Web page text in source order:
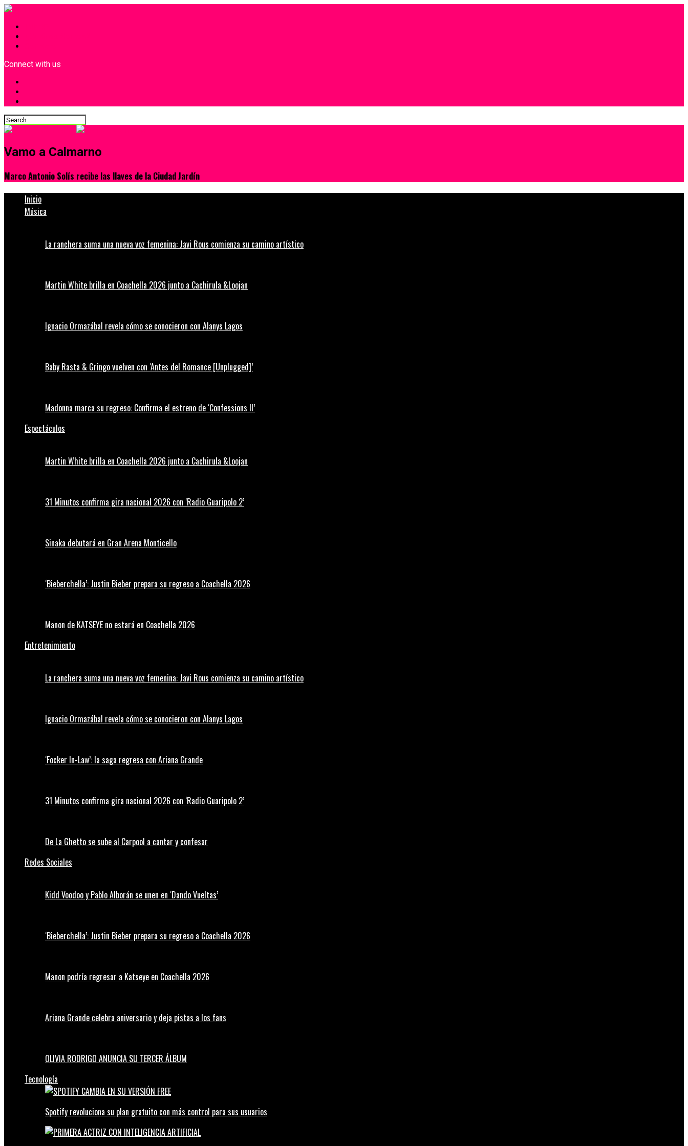
Connect with us
Vamo a Calmarno
Marco Antonio Solís recibe las llaves de la Ciudad Jardín
Inicio
Música
La ranchera suma una nueva voz femenina: Javi Rous comienza su camino artístico
Martin White brilla en Coachella 2026 junto a Cachirula &Loojan
Ignacio Ormazábal revela cómo se conocieron con Alanys Lagos
Baby Rasta & Gringo vuelven con ‘Antes del Romance [Unplugged]’
Madonna marca su regreso: Confirma el estreno de ‘Confessions II’
Espectáculos
Martin White brilla en Coachella 2026 junto a Cachirula &Loojan
31 Minutos confirma gira nacional 2026 con ‘Radio Guaripolo 2’
Sinaka debutará en Gran Arena Monticello
‘Bieberchella’: Justin Bieber prepara su regreso a Coachella 2026
Manon de KATSEYE no estará en Coachella 2026
Entretenimiento
La ranchera suma una nueva voz femenina: Javi Rous comienza su camino artístico
Ignacio Ormazábal revela cómo se conocieron con Alanys Lagos
‘Focker In-Law’: la saga regresa con Ariana Grande
31 Minutos confirma gira nacional 2026 con ‘Radio Guaripolo 2’
De La Ghetto se sube al Carpool a cantar y confesar
Redes Sociales
Kidd Voodoo y Pablo Alborán se unen en ‘Dando Vueltas’
‘Bieberchella’: Justin Bieber prepara su regreso a Coachella 2026
Manon podría regresar a Katseye en Coachella 2026
Ariana Grande celebra aniversario y deja pistas a los fans
OLIVIA RODRIGO ANUNCIA SU TERCER ÁLBUM
Tecnología
Spotify revoluciona su plan gratuito con más control para sus usuarios